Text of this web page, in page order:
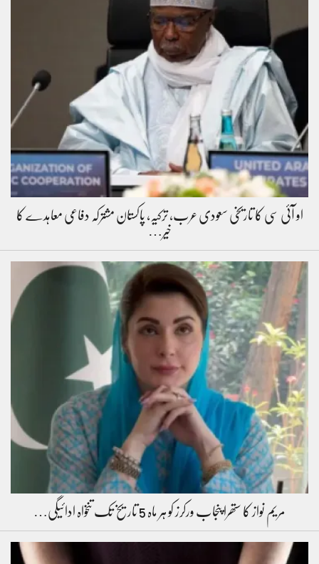
او آئی سی کا تاریخی سعودی عرب، ترکیہ، پاکستان مشترکہ دفاعی معاہدے کا
خیر…
مریم نواز کا ستھرا پنجاب ورکرز کو ہر ماہ 5 تاریخ تک تنخواہ ادائیگی…